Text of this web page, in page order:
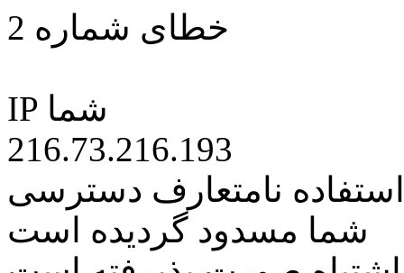
خطای شماره 2
IP شما
216.73.216.193
نامتعارف دسترسی
شما مسدود گردیده است